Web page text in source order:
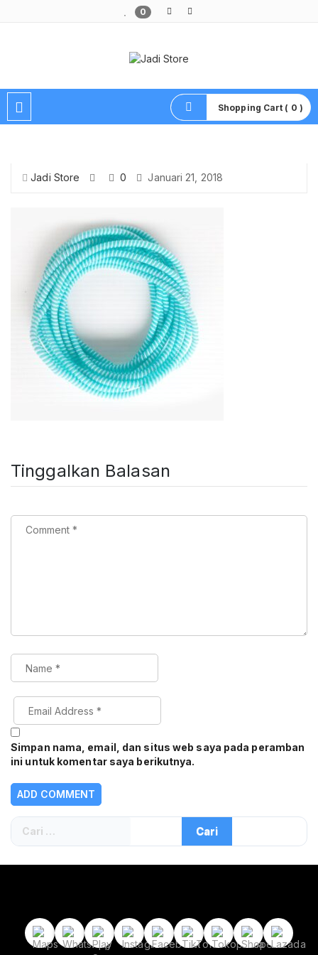
0
Shopping Cart ( 0 )
Jadi Store 0 Januari 21, 2018
Tinggalkan Balasan
Simpan nama, email, dan situs web saya pada peramban
ini untuk komentar saya berikutnya.
Cari
untuk: